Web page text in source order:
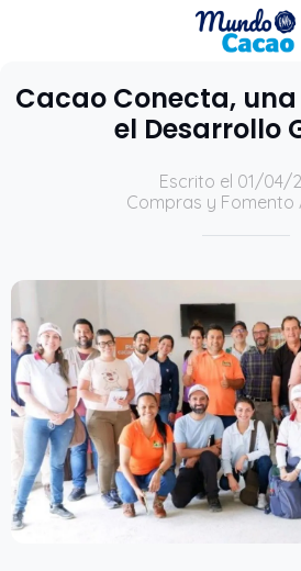
Cacao Conecta,
el Desarrollo
Escrito el 01/04/
Compras y Fomento